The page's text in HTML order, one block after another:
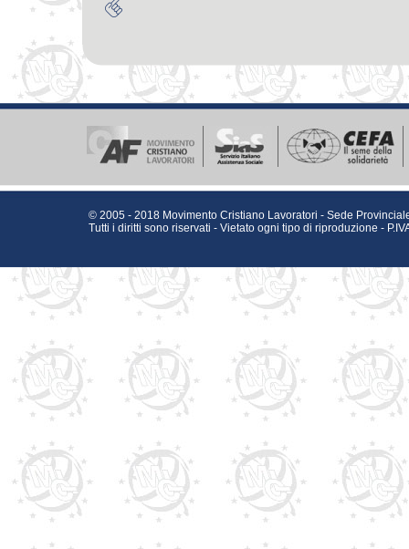
© 2005 - 2018 Movimento Cristiano Lavoratori - Sede
Tutti i diritti sono riservati - Vietato ogni tipo di riproduzione -